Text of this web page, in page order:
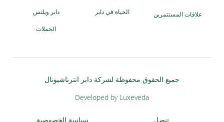
علاقات المستثمرين
الحياة في دابر
دابر ويلنس
الحملات
جميع الحقوق محفوظة لشركة دابر انترناشيونال
Developed by Luxeveda
تنصل سياسة الخصوصية